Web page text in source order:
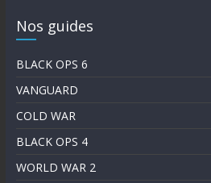
Nos guides
BLACK OPS 6
VANGUARD
COLD WAR
BLACK OPS 4
WORLD WAR 2